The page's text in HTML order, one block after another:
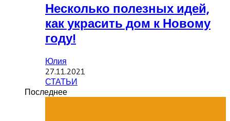
Несколько полезных идей,
как украсить дом к Новому
году!
Юлия
27.11.2021
СТАТЬИ
Последнее